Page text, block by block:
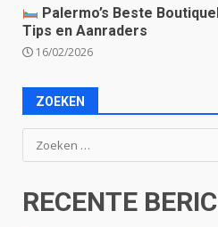
Palermo’s Beste
Tips en Aanraders
16/02/2026
ZOEKEN
Zoeken
naar:
RECENTE